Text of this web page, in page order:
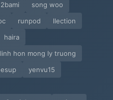
song woo
runpod
llection
haira
hon mong ly truong
yenvu15